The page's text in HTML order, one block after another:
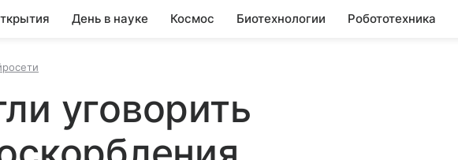
День в науке Космос Биотехнологии Робототехника
уговорить